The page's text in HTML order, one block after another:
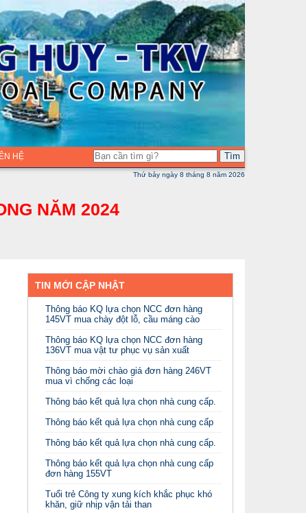
HỆ Tìm
Thứ bảy ngày 8 tháng 8 năm 2026
NĂM 2024
TIN MỚI CẬP NHẬT
Thông báo KQ lựa chọn NCC đơn hàng
145VT mua chày đột lỗ, cầu máng cào
Thông báo KQ lựa chọn NCC đơn hàng
136VT mua vật tư phục vụ sản xuất
Thông báo mời chào giá đơn hàng 246VT
mua vì chống các loại
Thông báo kết quả lựa chọn nhà cung cấp.
Thông báo kết quả lựa chọn nhà cung cấp
Thông báo kết quả lựa chọn nhà cung cấp.
Thông báo kết quả lựa chọn nhà cung cấp
đơn hàng 155VT
Tuổi trẻ Công ty xung kích khắc phục khó
khăn, giữ nhịp vận tải than